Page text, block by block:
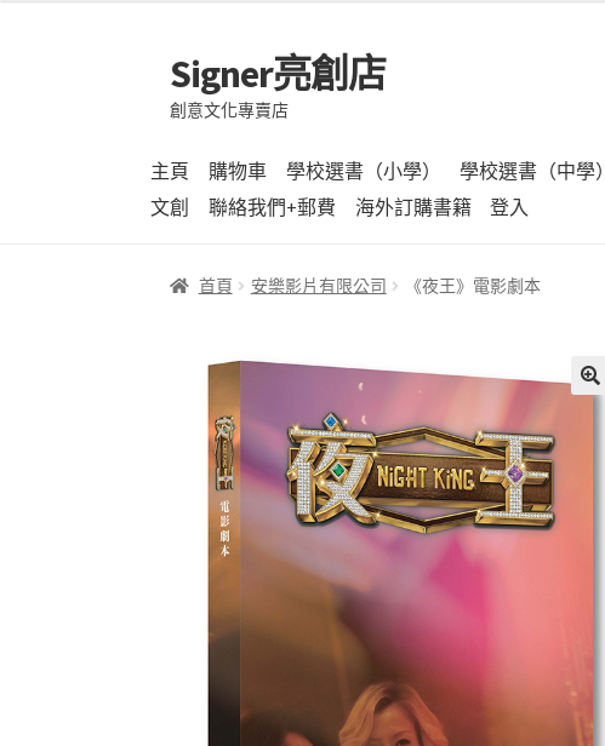
跳
至
導
列
跳
至
主
內
容
Signer亮創店
創意文化專賣店
主頁 購物車 學校選書（小學） 學校選書（中學）
文創
聯絡我們+郵費 海外訂購書籍 登入
首頁 安樂影片有限公司 《夜王》電影劇本